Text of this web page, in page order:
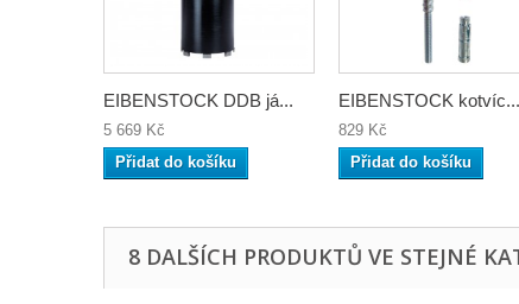
EIBENSTOCK DDB já...
5 669 Kč
Přidat do košíku
EIBENSTOCK kotvíc...
829 Kč
Přidat do košíku
8 DALŠÍCH PRODUKTŮ VE STEJNÉ